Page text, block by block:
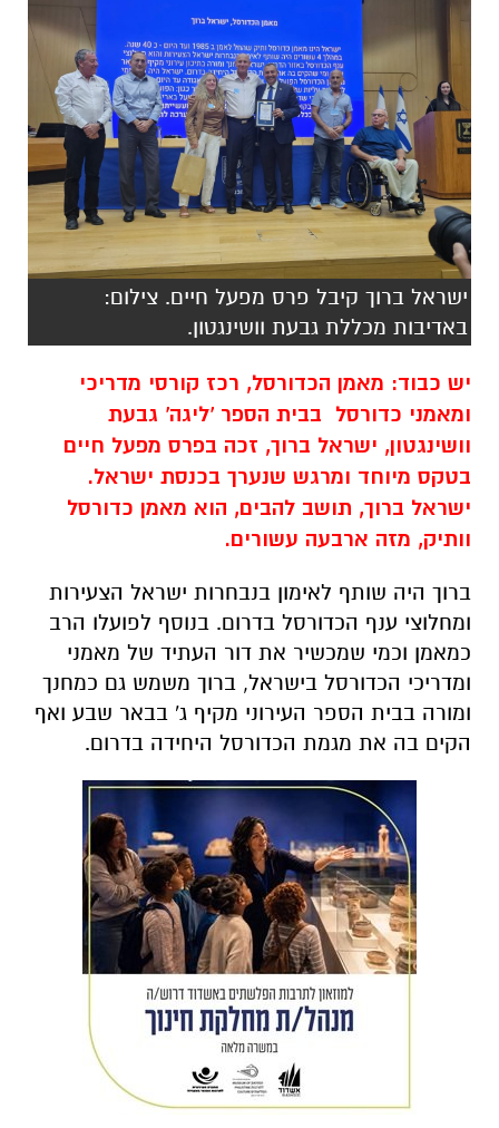
ישראל ברוך קיבל פרס מפעל חיים. צילום:
באדיבות מכללת גבעת וושינגטון.
יש כבוד: מאמן הכדורסל, רכז קורסי מדריכי
ומאמני כדורסל בבית הספר 'ליגה' גבעת
וושינגטון, ישראל ברוך, זכה בפרס מפעל חיים
בטקס מיוחד ומרגש שנערך בכנסת ישראל.
ישראל ברוך, תושב להבים, הוא מאמן כדורסל
וותיק, מזה ארבעה עשורים.
ברוך היה שותף לאימון בנבחרות ישראל הצעירות
ומחלוצי ענף הכדורסל בדרום. בנוסף לפועלו הרב
כמאמן וכמי שמכשיר את דור העתיד של מאמני
ומדריכי הכדורסל בישראל, ברוך משמש גם כמחנך
ומורה בבית הספר העירוני מקיף ג' בבאר שבע ואף
הקים בה את מגמת הכדורסל היחידה בדרום.